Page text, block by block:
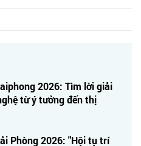
2026: Tìm lời giải
từ ý tưởng đến thị
Phòng 2026: "Hội tụ trí